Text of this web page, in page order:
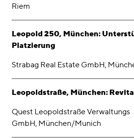
Riem
Leopold 250, München:
Platzierung
Strabag Real Estate GmbH,
Leopoldstraße, München:
Quest Leopoldstraße Verwaltungs
GmbH, München/Munich